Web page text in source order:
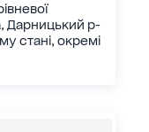
Дарницький р-
стані, окремі